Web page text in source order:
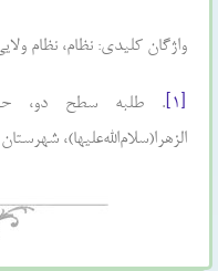
واژگان کلیدی: نظام، نظام
[۱]
. طلبه سطح دو،
الزهرا(سلام‌الله‌علیها)،